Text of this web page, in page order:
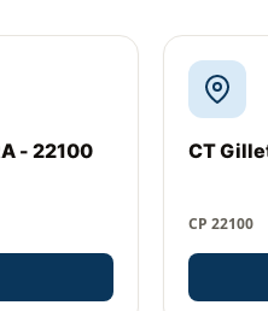
- 22100 CT
CP 22100